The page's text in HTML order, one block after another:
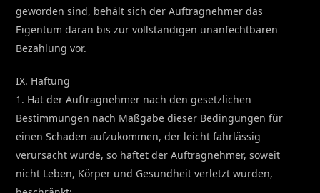
geworden sind, behält sich der Auftragnehmer das
Eigentum daran bis zur vollständigen unanfechtbaren
Bezahlung vor.
IX. Haftung
1. Hat der Auftragnehmer nach den gesetzlichen
Bestimmungen nach Maßgabe dieser Bedingungen für
einen Schaden aufzukommen, der leicht fahrlässig
verursacht wurde, so haftet der Auftragnehmer, soweit
nicht Leben, Körper und Gesundheit verletzt wurden,